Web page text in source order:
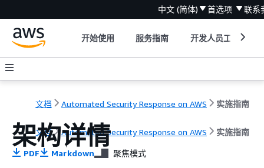
中文 (简体) 首选项 联系
开始使用 服务指南 开发人员工具
文档 Automated Security Response on AWS 实施指南
文档 Automated Security Response on AWS 实施指南
架构详情
PDF Markdown 聚焦模式